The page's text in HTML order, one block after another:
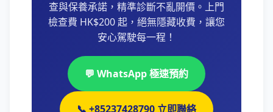
查與保養承諾，精準診斷不亂開價。上門
檢查費 HK$200 起，絕無隱藏收費，讓您
安心駕駛每一程！
💬 WhatsApp 極速預約
📞 +85237428790 立即聯絡